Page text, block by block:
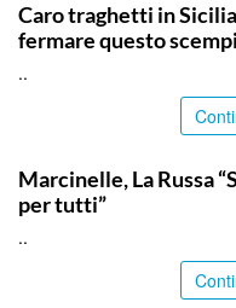
Caro traghetti in
fermare questo
..
Marcinelle, La Russa
per tutti”
..